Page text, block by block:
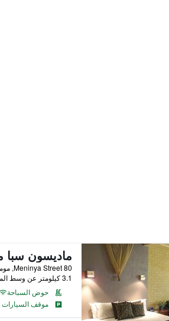
80 Meninya Street, موما, NSW, أستراليا
3.1 كيلومتر عن وسط المدينة
حوض السباحة
موقف السيارات